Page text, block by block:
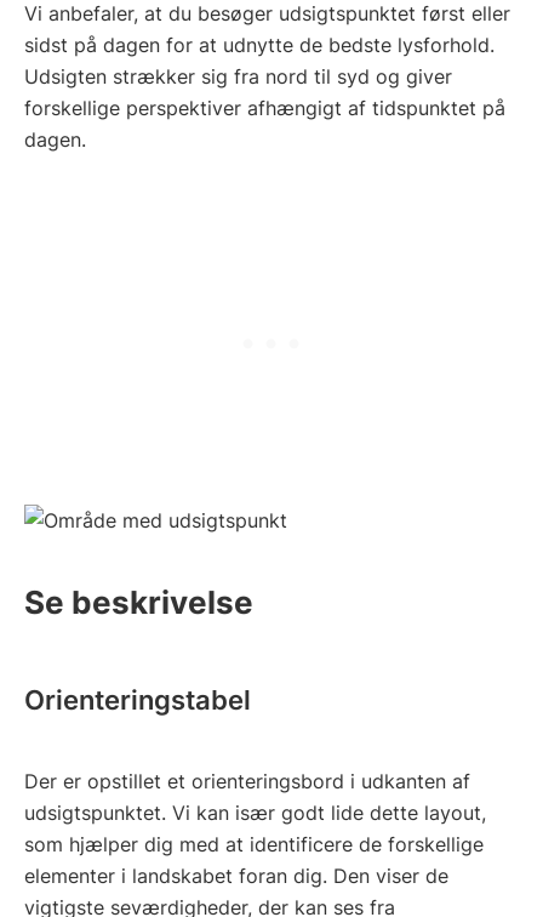
Vi anbefaler, at du besøger udsigtspunktet først eller
sidst på dagen for at udnytte de bedste lysforhold.
Udsigten strækker sig fra nord til syd og giver
forskellige perspektiver afhængigt af tidspunktet på
dagen.
Se beskrivelse
Orienteringstabel
Der er opstillet et orienteringsbord i udkanten af
udsigtspunktet. Vi kan især godt lide dette layout,
som hjælper dig med at identificere de forskellige
elementer i landskabet foran dig. Den viser de
vigtigste seværdigheder, der kan ses fra